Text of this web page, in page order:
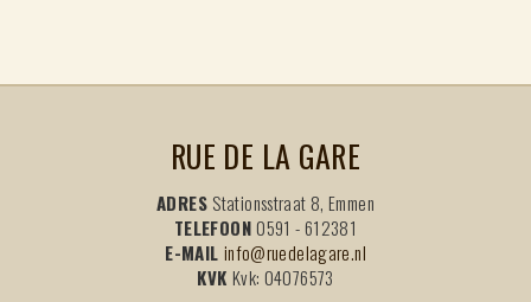
RUE DE LA GARE
ADRES Stationsstraat 8, Emmen
TELEFOON0591 - 612381
E-MAIL info@ruedelagare.nl
KVK Kvk: 04076573